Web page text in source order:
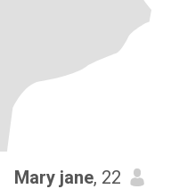
Mary jane, 22